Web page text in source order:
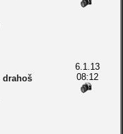
drahoš
6.1.13
08:12